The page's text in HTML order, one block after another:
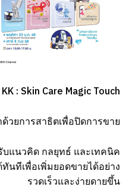
KK : Skin Care Magic Touch
วยการสาธิตเพื่อปิดการขาย
แนวคิด กลยุทธ์ และเทคนิค
ทีเพื่อเพิ่มยอดขายได้อย่าง
รวดเร็วและง่ายดายขึ้น